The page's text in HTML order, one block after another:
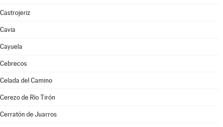
Castrojeriz
Cavia
Cayuela
Cebrecos
Celada del Camino
Cerezo de Río Tirón
Cerratón de Juarros